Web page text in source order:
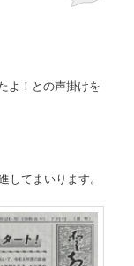
よ！との声掛けを
てまいります。